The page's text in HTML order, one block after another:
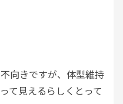
向きですが、体型維持
て見えるらしくとって